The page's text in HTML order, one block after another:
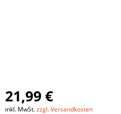
21,99 €
inkl. MwSt.zzgl. Versandkosten